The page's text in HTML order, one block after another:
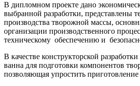
В дипломном проекте дано
выбранной разработки, представлены
производства творожной массы,
организации производственного
техническому обеспечению и
В качестве конструкторской
ванна для подготовки компонентов
позволяющая упростить